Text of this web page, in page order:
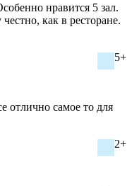
нравится 5 зал.
как в ресторане.
5+
отлично самое то для
2+